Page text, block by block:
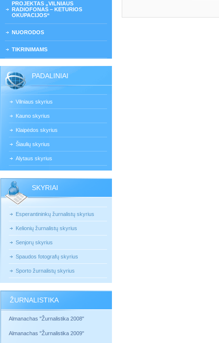
PROJEKTAS „VILNIAUS
RADIOFONAS – KETURIOS
OKUPACIJOS“
NUORODOS
TIKRINIMAMS
PADALINIAI
Vilniaus skyrius
Kauno skyrius
Klaipėdos skyrius
Šiaulių skyrius
Alytaus skyrius
SKYRIAI
Esperantininkų žurnalistų skyrius
Kelionių žurnalistų skyrius
Senjorų skyrius
Spaudos fotografų skyrius
Sporto žurnalistų skyrius
ŽURNALISTIKA
Almanachas "Žurnalistika 2008"
Almanachas "Žurnalistika 2009"